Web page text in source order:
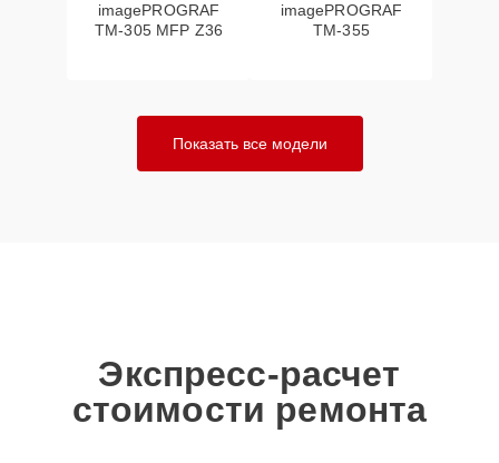
imagePROGRAF
TM-305 MFP Z36
imagePROGRAF
TM-355
Показать все модели
Экспресс-расчет
стоимости ремонта